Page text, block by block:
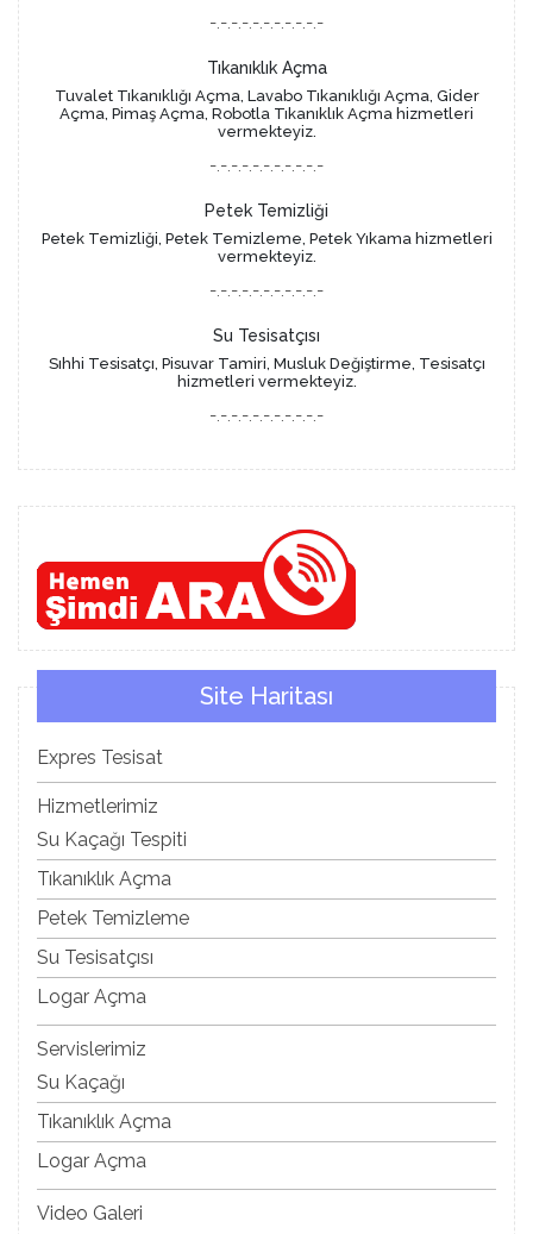
-.-.-.-.-.-.-.-.-.-.-
Tıkanıklık Açma
Tuvalet Tıkanıklığı Açma, Lavabo Tıkanıklığı Açma, Gider
Açma, Pimaş Açma, Robotla Tıkanıklık Açma hizmetleri
vermekteyiz.
-.-.-.-.-.-.-.-.-.-.-
Petek Temizliği
Petek Temizliği, Petek Temizleme, Petek Yıkama hizmetleri
vermekteyiz.
-.-.-.-.-.-.-.-.-.-.-
Su Tesisatçısı
Sıhhi Tesisatçı, Pisuvar Tamiri, Musluk Değiştirme, Tesisatçı
hizmetleri vermekteyiz.
-.-.-.-.-.-.-.-.-.-.-
Site Haritası
Expres Tesisat
Hizmetlerimiz
Su Kaçağı Tespiti
Tıkanıklık Açma
Petek Temizleme
Su Tesisatçısı
Logar Açma
Servislerimiz
Su Kaçağı
Tıkanıklık Açma
Logar Açma
Video Galeri